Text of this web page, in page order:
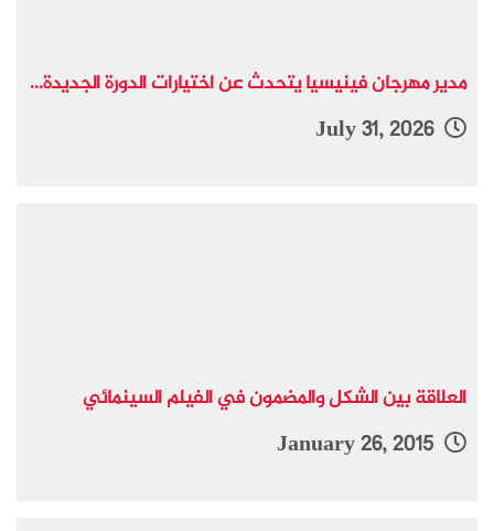
مدير مهرجان فينيسيا يتحدث عن اختيارات الدورة الجديدة...
July 31, 2026
العلاقة بين الشكل والمضمون في الفيلم السينمائي